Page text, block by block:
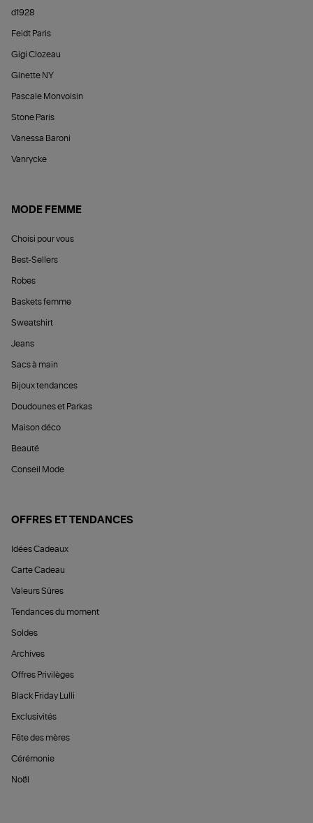
d1928
Feidt Paris
Gigi Clozeau
Ginette NY
Pascale Monvoisin
Stone Paris
Vanessa Baroni
Vanrycke
MODE FEMME
Choisi pour vous
Best-Sellers
Robes
Baskets femme
Sweatshirt
Jeans
Sacs à main
Bijoux tendances
Doudounes et Parkas
Maison déco
Beauté
Conseil Mode
OFFRES ET TENDANCES
Idées Cadeaux
Carte Cadeau
Valeurs Sûres
Tendances du moment
Soldes
Archives
Offres Privilèges
Black Friday Lulli
Exclusivités
Fête des mères
Cérémonie
Noël